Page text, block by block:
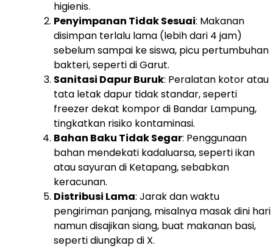
higienis.
Penyimpanan Tidak Sesuai: Makanan
disimpan terlalu lama (lebih dari 4 jam)
sebelum sampai ke siswa, picu pertumbuhan
bakteri, seperti di Garut.
Sanitasi Dapur Buruk: Peralatan kotor atau
tata letak dapur tidak standar, seperti
freezer dekat kompor di Bandar Lampung,
tingkatkan risiko kontaminasi.
Bahan Baku Tidak Segar: Penggunaan
bahan mendekati kadaluarsa, seperti ikan
atau sayuran di Ketapang, sebabkan
keracunan.
Distribusi Lama: Jarak dan waktu
pengiriman panjang, misalnya masak dini hari
namun disajikan siang, buat makanan basi,
seperti diungkap di X.